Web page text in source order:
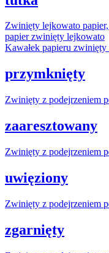
Zwinięty lejkowato
papierzwinięty lejkowato
Kawałek papieru zwinięty
przymknięty
Zwinięty z podejrzeniem
zaaresztowany
Zwinięty z podejrzeniem
uwięziony
Zwinięty z podejrzeniem
zgarnięty